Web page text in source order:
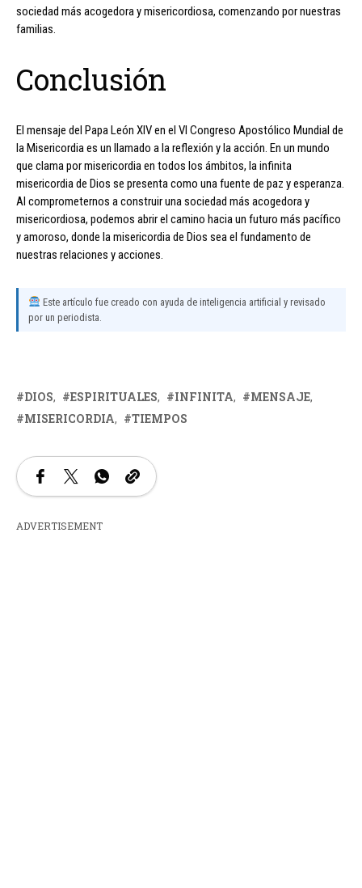
sociedad más acogedora y misericordiosa, comenzando por nuestras
familias.
Conclusión
El mensaje del Papa León XIV en el VI Congreso Apostólico Mundial de
la Misericordia es un llamado a la reflexión y la acción. En un mundo
que clama por misericordia en todos los ámbitos, la infinita
misericordia de Dios se presenta como una fuente de paz y esperanza.
Al comprometernos a construir una sociedad más acogedora y
misericordiosa, podemos abrir el camino hacia un futuro más pacífico
y amoroso, donde la misericordia de Dios sea el fundamento de
nuestras relaciones y acciones.
Este artículo fue creado con ayuda de inteligencia artificial y revisado
por un periodista.
DIOS ESPIRITUALES INFINITA
MENSAJE
MISERICORDIA
TIEMPOS
ADVERTISEMENT